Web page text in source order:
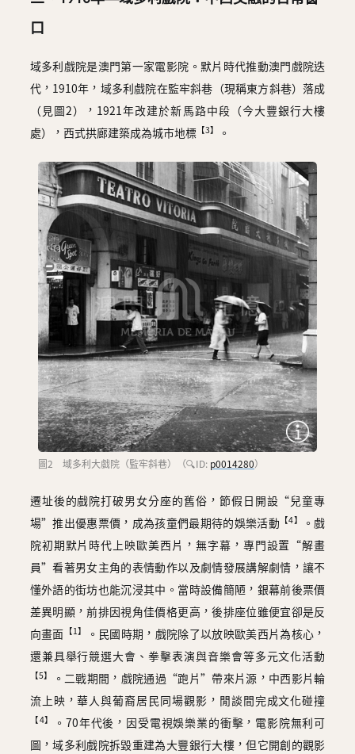
口
域多利戲院是澳門第一家電影院。默片時代推動澳門戲院迭
代，1910年，域多利戲院在監牢斜巷（現稱東方斜巷）落成
（見圖2），1921年改建於新馬路中段（今大豐銀行大樓
處），西式拱廊建築成為城市地標【3】 。
圖2 域多利大戲院（監牢斜巷）（🔍ID: p0014280）
遷址後的戲院打破男女分座的舊俗，節假日開設“兒童專
場”推出優惠票價，成為孩童們最期待的娛樂活動 【4】
。戲
院初期默片時代上映歐美西片，無字幕，專門設置“解畫
員”看著男女主角的表情動作以及劇情發展講解劇情，讓不
懂外語的街坊也能沉浸其中。當時設備簡陋，銀幕前後票價
差異明顯，前排因視角佳價格更高，後排座位雖便宜卻是反
向畫面 【1】
。民國時期，戲院除了以放映歐美西片為核心，
還兼具舉行競選大會、拳擊表演與音樂會等多元文化活動
【5】
。二戰期間，戲院通過“跑片”帶來片源，中西影片輪
流上映，華人與葡裔居民同場觀影，閒談間完成文化碰撞
【4】
。70年代後，因受電視娛樂業的衝擊，電影院無利可
圖，域多利戲院拆毀重建為大豐銀行大樓，但它開創的觀影